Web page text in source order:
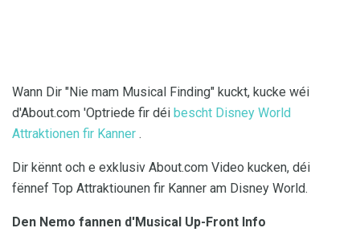
Wann Dir "Nie mam Musical Finding" kuckt, kucke wéi
d'About.com 'Optriede fir déi bescht Disney World
Attraktionen fir Kanner .
Dir kënnt och e exklusiv About.com Video kucken, déi
fënnef Top Attraktiounen fir Kanner am Disney World.
Den Nemo fannen d'Musical Up-Front Info